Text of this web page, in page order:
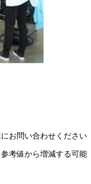
お問い合わせください
考値から増減する可能